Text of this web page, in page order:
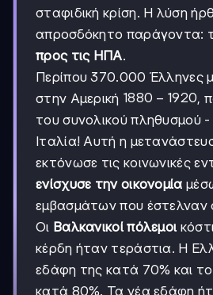
σταφιδική κρίση. Η λύση
απροσδόκητο παράγοντα:
προς τις ΗΠΑ.
Περίπου 370.000 Έλληνες
στην Αμερική 1880-
1920
1880 − 1920,
του συνολικού πληθυσμού
Ιταλία! Αυτή η
εκτόνωσε τις κοινωνικές
ενίσχυσε την οικονομία
εμβασμάτων που έστελναν
Οι Βαλκανικοί πόλεμοι
κέρδη ήταν τεράστια. Η
εδάφη της κατά 70% και
κατά 80%. Τα νέα εδάφη